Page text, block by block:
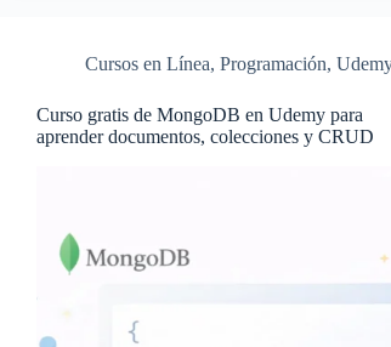
Cursos en Línea, Programación,
Curso gratis de MongoDB en Udemy para
aprender documentos, colecciones y CRUD